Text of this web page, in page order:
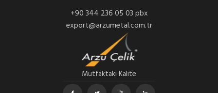
+90 344 236 05 03 pbx
export@arzumetal.com.tr
Mutfaktaki Kalite